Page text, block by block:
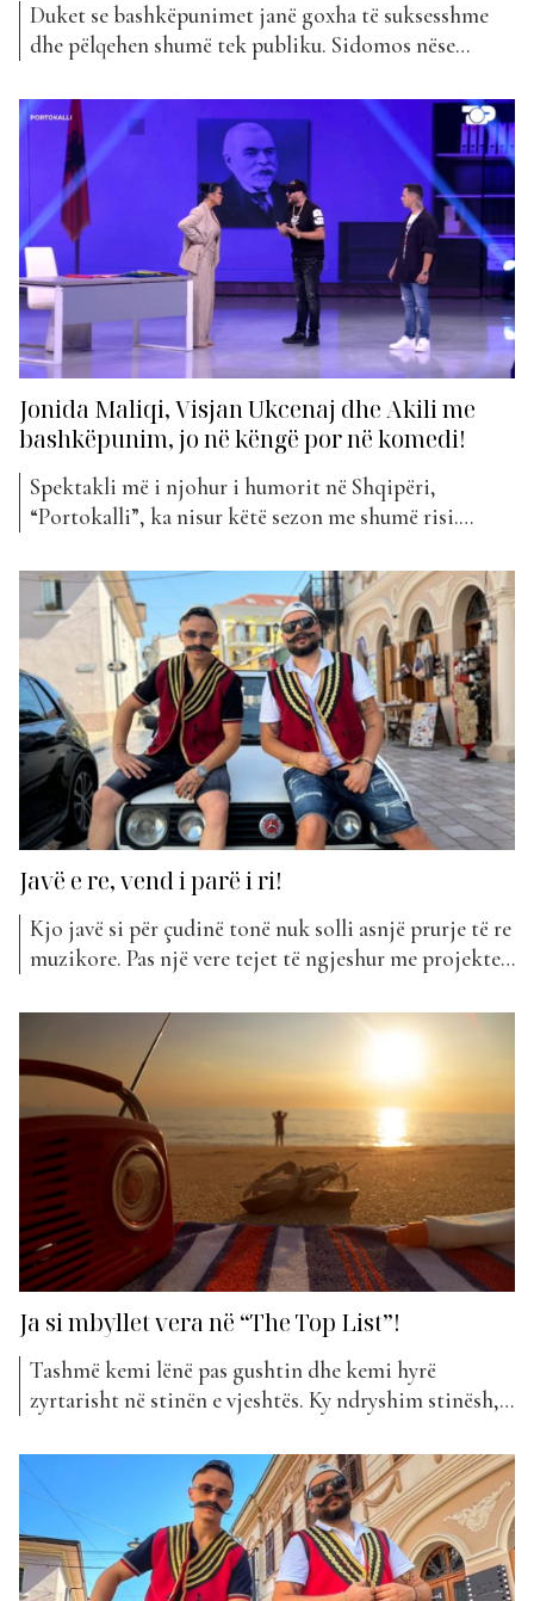
Duket se bashkëpunimet janë goxha të suksesshme
dhe pëlqehen shumë tek publiku. Sidomos nëse
gjatë këtij viti, do të vëmë re se vërtet disa artistë
duke bashkuar forcat së bashku, kanë sjellë hite të
papërsëritshme. Por cilat kanë qenë disa nga...
Jonida Maliqi, Visjan Ukcenaj dhe Akili me
bashkëpunim, jo në këngë por në komedi!
Spektakli më i njohur i humorit në Shqipëri,
“Portokalli”, ka nisur këtë sezon me shumë risi.
interesantë. Duket se ky sezon pritet të jetë i
bujshëm dhe me shumë surpriza. Me të ftuar special
nën petkun e aktorit, shumë personazhe të njohur,...
Javë e re, vend i parë i ri!
Kjo javë si për çudinë tonë nuk solli asnjë prurje të re
muzikore. Pas një vere tejet të ngjeshur me projekte,
në “The Top List”. Thënë kjo, vëmendja na shkon tek
projektet e tjera të listës. E më së shumti...
Ja si mbyllet vera në “The Top List”!
Tashmë kemi lënë pas gushtin dhe kemi hyrë
zyrtarisht në stinën e vjeshtës. Ky ndryshim stinësh,
pak javësh ishim më të prirur drejt këngëve ritmike,
tani preferojmë disi më shumë baladat melanlolike.
Kjo mund të shihet dhe në renditjen e Top...